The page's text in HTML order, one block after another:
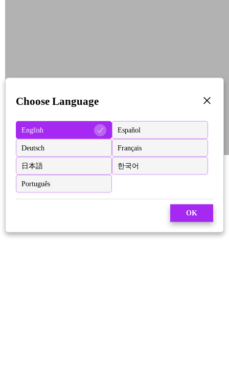
Choose Language
English Español
Deutsch Français
日本語 한국어
Português
OK